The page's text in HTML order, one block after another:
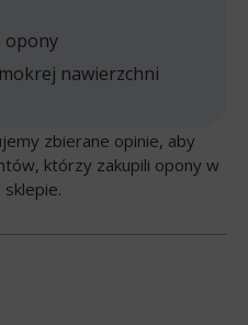
opony
nawierzchni
zbierane opinie, aby
którzy zakupili opony w
sklepie.